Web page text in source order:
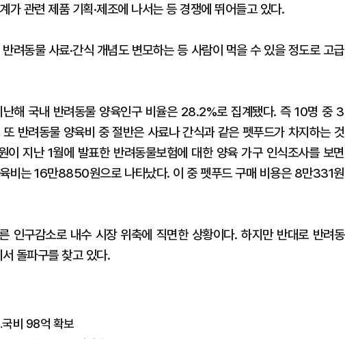
가 관련 제품 기획·제조에 나서는 등 경쟁에 뛰어들고 있다.
려동물 사료·간식 개념도 변모하는 등 사람이 먹을 수 있을 정도로 고급
난해 국내 반려동물 양육인구 비율은 28.2%로 집계됐다. 즉 10명 중 3
반려동물 양육비 중 절반은 사료나 간식과 같은 펫푸드가 차지하는 것
이 지난 1월에 발표한 반려동물보험에 대한 양육 가구 인식조사를 보면
비는 16만8850원으로 나타났다. 이 중 펫푸드 구매 비용은 8만331원
인구감소로 내수 시장 위축에 직면한 상황이다. 하지만 반대로 반려동
돌파구를 찾고 있다.
비 98억 확보